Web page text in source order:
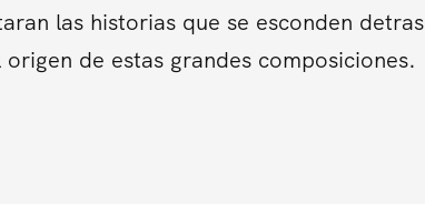
las historias que se esconden detras
de estas grandes composiciones.